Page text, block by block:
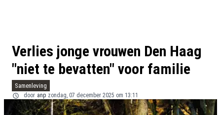
Verlies jonge vrouwen Den Haag
"niet te bevatten" voor familie
Samenleving
door anp zondag, 07 december 2025 om 13:11